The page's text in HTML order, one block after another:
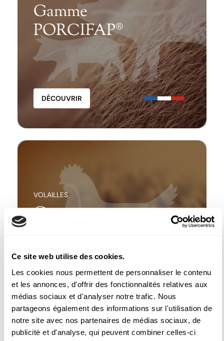
Ce site web utilise des cookies.
Les cookies nous permettent de personnaliser le contenu
et les annonces, d'offrir des fonctionnalités relatives aux
médias sociaux et d'analyser notre trafic. Nous
partageons également des informations sur l'utilisation de
notre site avec nos partenaires de médias sociaux, de
publicité et d'analyse, qui peuvent combiner celles-ci
Gamme
PORCIFAP®
DÉCOUVRIR
VOLAILLES
Gamme
DÉCOUVRIR